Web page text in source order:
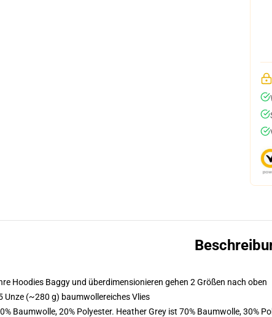
Hoodies Baggy und überdimensionieren gehen 2 Größen nach oben
Unze (~280 g) baumwollereiches Vlies
Baumwolle, 20% Polyester. Heather Grey ist 70% Baumwolle, 30%